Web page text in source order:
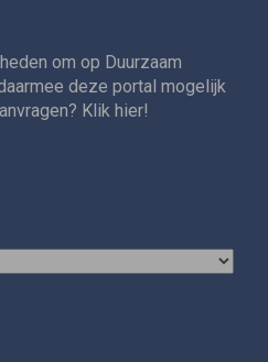
om op Duurzaam
deze portal mogelijk
Klik hier!